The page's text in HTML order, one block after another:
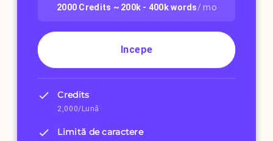
2000 Credits ~ 200k - 400kwords/ mo
Incepe
Credits
2,000/Lună
Limită de caractere